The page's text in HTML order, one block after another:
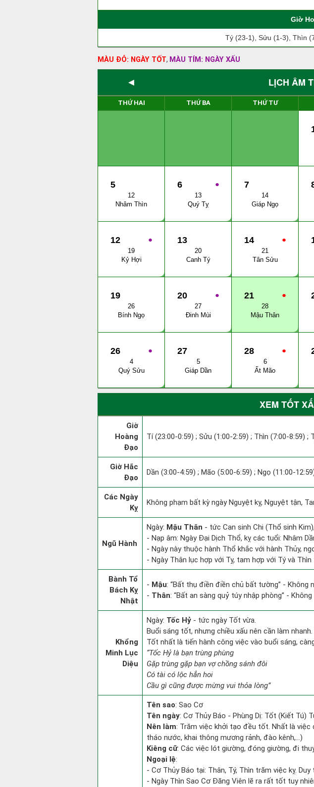
Giờ
Tý (23-1), Sửu (1-3), Thìn
MÀU ĐỎ: NGÀY TỐT, MÀU TÍM: NGÀY XẤU
◄ LỊCH ÂM
THỨ HAI THỨ BA THỨ TƯ
5
12
Nhâm Thìn
●
6
13
Quý Tỵ
7
14
Giáp Ngọ
●
12
19
Kỷ Hợi
13
20
Canh Tý
●
14
21
Tân Sửu
19
26
Bính Ngọ
●
20
27
Đinh Mùi
●
21
28
Mậu Thân
●
26
4
Quý Sửu
27
5
Giáp Dần
●
28
6
Ất Mão
XEM TỐT
Giờ
Hoàng
Đạo
Tí (23:00-0:59) ; Sửu (1:00-2:59) ; Thìn (7:00-8:59)
Giờ Hắc
Đạo
Dần (3:00-4:59) ; Mão (5:00-6:59) ; Ngọ (11:00-
Các Ngày
Kỵ
Không phạm bất kỳ ngày Nguyệt kỵ, Nguyệt tận,
Ngũ Hành
Ngày: Mậu Thân - tức Can sinh Chi (Thổ sinh
- Nạp âm: Ngày Đại Dịch Thổ, kỵ các tuổi: Nhâm
- Ngày này thuộc hành Thổ khắc với hành Thủy,
- Ngày Thân lục hợp với Tỵ, tam hợp với Tý và
Bành Tổ
Bách Kỵ
Nhật
- Mậu: “Bất thụ điền điền chủ bất tường” - Không
- Thân: “Bất an sàng quỷ túy nhập phòng” -
Khổng
Minh Lục
Diệu
Ngày: Tốc Hỷ - tức ngày Tốt vừa.
Buổi sáng tốt, nhưng chiều xấu nên cần làm
Tốt nhất là tiến hành công việc vào buổi sáng,
“Tốc Hỷ là bạn trùng phùng
Gặp trùng gặp bạn vợ chồng sánh đôi
Có tài có lộc hẳn hoi
Cầu gì cũng được mừng vui thỏa lòng”
Tên sao: Sao Cơ
Tên ngày: Cơ Thủy Báo - Phùng Dị: Tốt (Kiết Tú)
Nên làm: Trăm việc khởi tạo đều tốt. Nhất là
tháo nước, khai thông mương rảnh, đào kênh,...)
Kiêng cữ: Các việc lót giường, đóng giường, đi
Ngoại lệ:
- Cơ Thủy Báo tại: Thân, Tý, Thìn trăm việc kỵ.
- Ngày Thìn Sao Cơ Đăng Viên lẽ ra rất tốt tuy